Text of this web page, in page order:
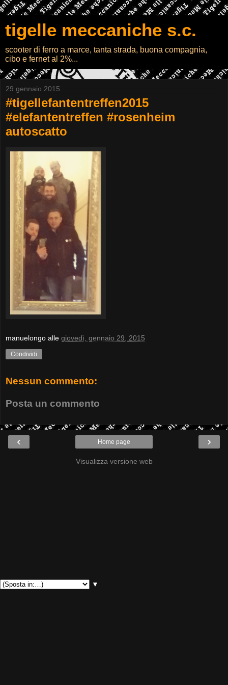
tigelle meccaniche s.c.
scooter di ferro a marce, tanta strada, buona compagnia,
cibo e fernet al 2%...
29 gennaio 2015
#tigellefantentreffen2015
#elefantentreffen #rosenheim
autoscatto
manuelongo alle giovedì, gennaio 29, 2015
Condividi
Nessun commento:
Posta un commento
‹ ›
Home page
Visualizza versione web
▼